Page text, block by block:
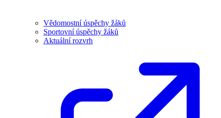
Vědomostní úspěchy žáků
Sportovní úspěchy žáků
Aktuální rozvrh